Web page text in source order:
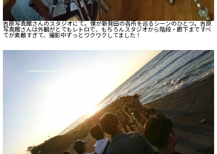
吉原写真館さんのスタジオにて。僕が新発田の各所を巡るシーンのひとつ。吉原
写真館さんは外観がとてもレトロで、もちろんスタジオから階段・廊下まですべ
てが素敵すぎて、撮影中ずっとワクワクしてました！